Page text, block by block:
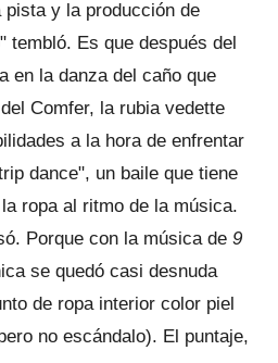
y la producción de
tembló. Es que después del
en la danza del caño que
Comfer, la rubia vedette
a la hora de enfrentar
dance", un baile que tiene
ropa al ritmo de la música.
Porque con la música de 9
se quedó casi desnuda
de ropa interior color piel
no escándalo). El puntaje,